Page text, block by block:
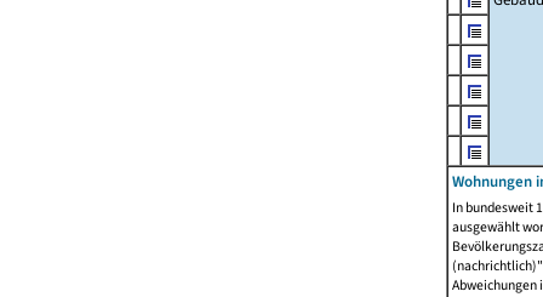
Wohnungen
In bundesweit
ausgewählt
Abweichungen